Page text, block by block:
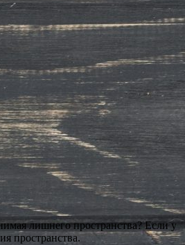
лишнего пространства? Если у
пространства.